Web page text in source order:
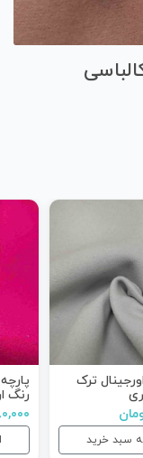
ترک
سبد خرید
رنگ